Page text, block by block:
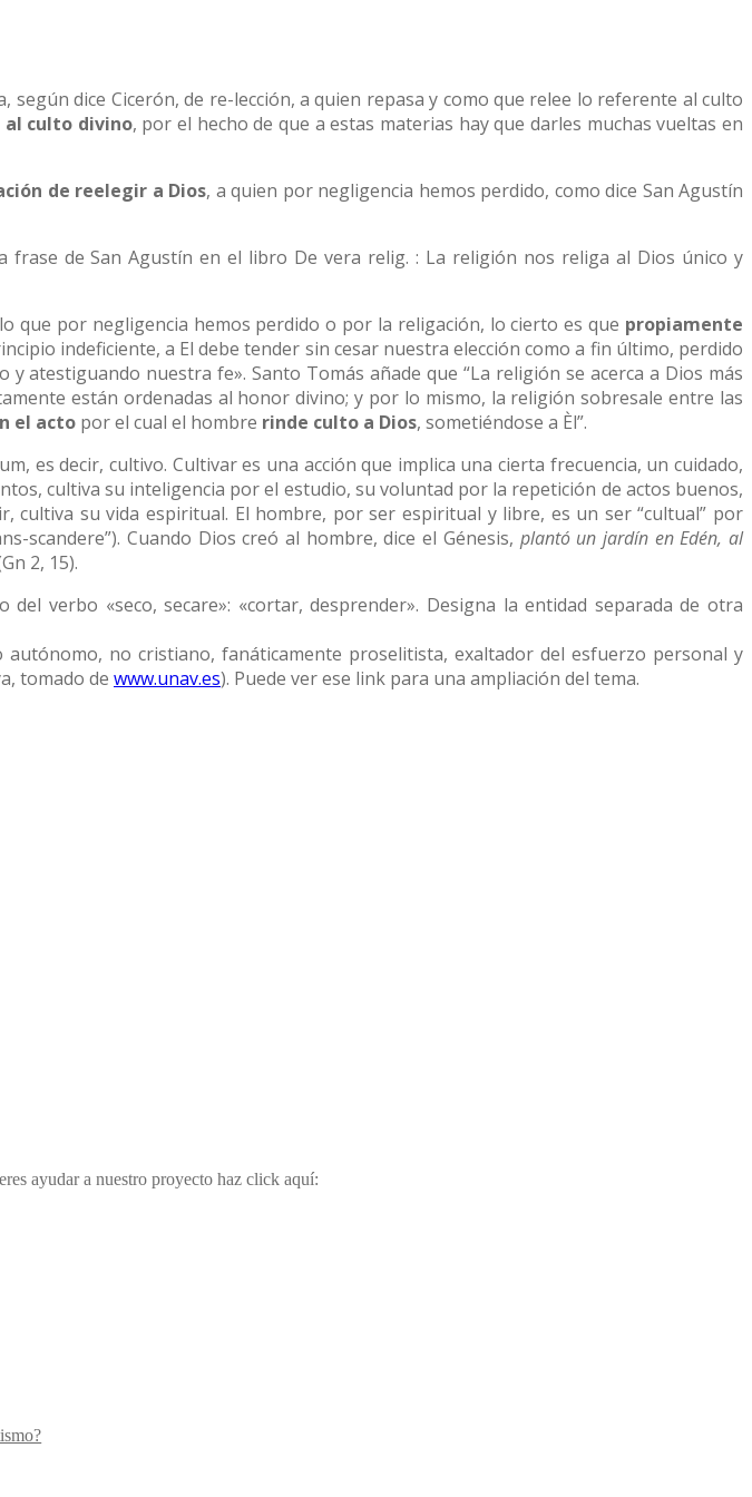
dice Cicerón, de re-lección, a quien repasa y como que relee lo referente al culto
culto divino, por el hecho de que a estas materias hay que darles muchas vueltas en
de reelegir a Dios, a quien por negligencia hemos perdido, como dice San Agustín
frase de San Agustín en el libro De vera relig. : La religión nos religa al Dios único y
que por negligencia hemos perdido o por la religación, lo cierto es que propiamente
indeficiente, a El debe tender sin cesar nuestra elección como a fin último, perdido
atestiguando nuestra fe». Santo Tomás añade que “La religión se acerca a Dios más
están ordenadas al honor divino; y por lo mismo, la religión sobresale entre las
el acto por el cual el hombre rinde culto a Dios, sometiéndose a Èl”.
es decir, cultivo. Cultivar es una acción que implica una cierta frecuencia, un cuidado,
cultiva su inteligencia por el estudio, su voluntad por la repetición de actos buenos,
cultiva su vida espiritual. El hombre, por ser espiritual y libre, es un ser “cultual” por
scandere”). Cuando Dios creó al hombre, dice el Génesis, plantó un jardín en Edén, al
2, 15).
verbo «seco, secare»: «cortar, desprender». Designa la entidad separada de otra
no cristiano, fanáticamente proselitista, exaltador del esfuerzo personal y
tomado de www.unav.es). Puede ver ese link para una ampliación del tema.
ayudar a nuestro proyecto haz click aquí: